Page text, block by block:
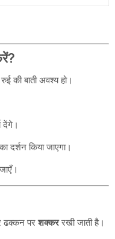
की बाती अवश्य हो।
देंगे।
किया जाएगा।
ढक्कन परशक्कररखी जाती है।